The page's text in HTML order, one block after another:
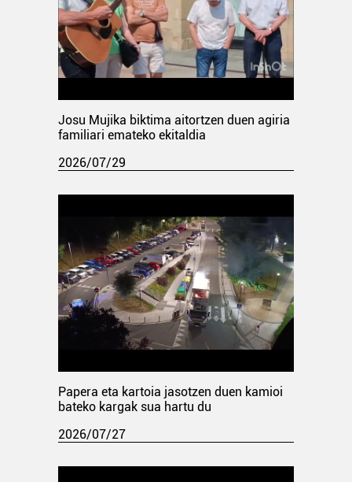
Josu Mujika biktima aitortzen duen agiria
familiari emateko ekitaldia
2026/07/29
Papera eta kartoia jasotzen duen kamioi
bateko kargak sua hartu du
2026/07/27